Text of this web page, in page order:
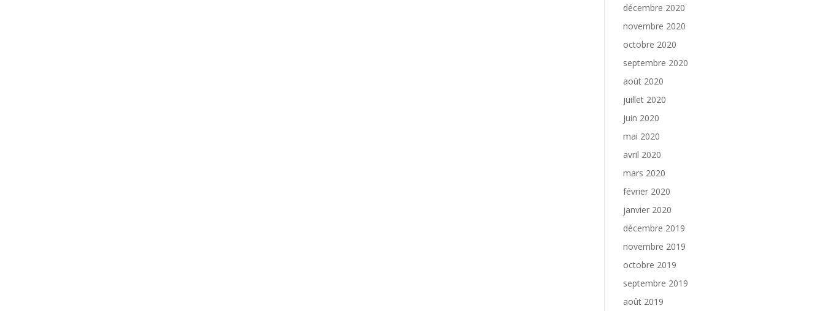
décembre 2020
novembre 2020
octobre 2020
septembre 2020
août 2020
juillet 2020
juin 2020
mai 2020
avril 2020
mars 2020
février 2020
janvier 2020
décembre 2019
novembre 2019
octobre 2019
septembre 2019
août 2019